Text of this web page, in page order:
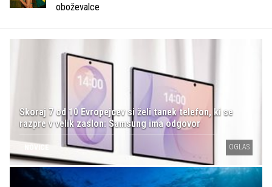
oboževalce
Skoraj 7 od 10 Evropejcev si želi tanek telefon, ki se
razpre v velik zaslon: Samsung ima odgovor
NOVICE OGLAS